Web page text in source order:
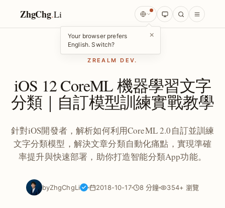
ZhgChg.Li
Your browser prefers
English. Switch?
×
ZREALM DEV.
iOS 12 CoreML 機器學習文字
分類｜自訂模型訓練實戰教學
針對iOS開發者，解析如何利用CoreML 2.0自訂並訓練
文字分類模型，解決文章分類自動化痛點，實現準確
率提升與快速部署，助你打造智能分類App功能。
byZhgChgLi 2018-10-17 8 分鐘 354+ 瀏覽